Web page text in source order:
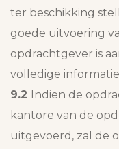
ter beschikking
goede uitvoering
opdrachtgever is
volledige
9.2
Indien de
kantore van de
uitgevoerd, zal de